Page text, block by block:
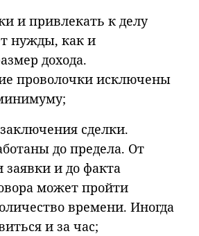
и привлекать к делу
нужды, как и
дохода.
проволочки исключены
сделки.
до предела. От
и до факта
может пройти
времени. Иногда
и за час;